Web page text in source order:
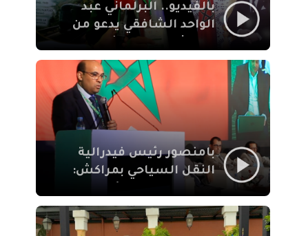
بالفيديو.. البرلماني عبد
الواحد الشافقي يدعو من
النقل السياحي لمواكبة
بامنصور رئيس فيدرالية
النقل السياحي بمراكش:
والاصلاح التشريعي
ركيزتان أساسيتان لكسب